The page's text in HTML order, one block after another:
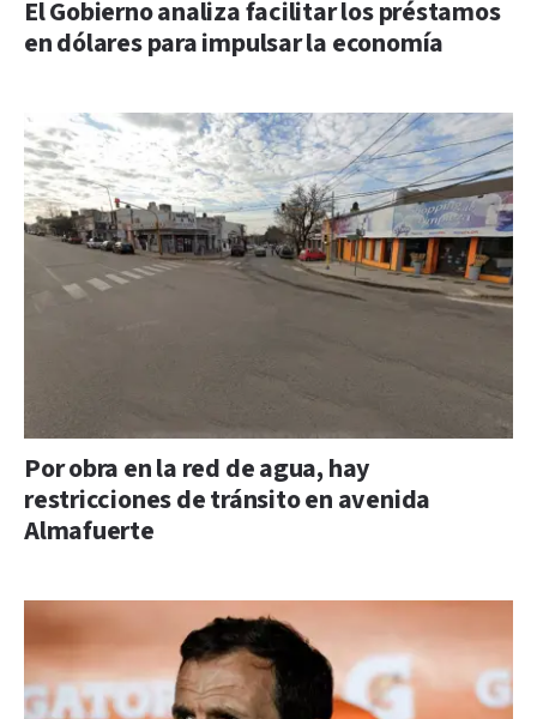
El Gobierno analiza facilitar los préstamos
en dólares para impulsar la economía
Por obra en la red de agua, hay
restricciones de tránsito en avenida
Almafuerte